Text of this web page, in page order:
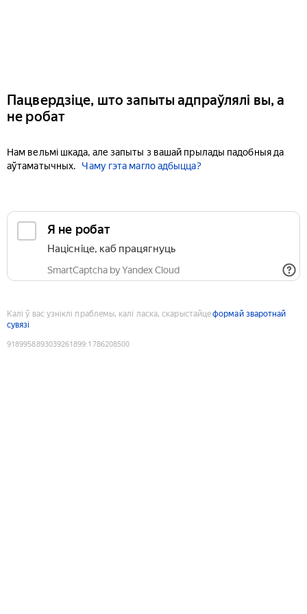
Пацвердзіце, што запыты адпраўлялі вы, а
не робат
Нам вельмі шкада, але запыты з вашай прылады падобныя да
аўтаматычных.
Чаму гэта магло адбыцца?
Я не робат
Націсніце, каб працягнуць
SmartCaptcha by Yandex Cloud
Калі ў вас узніклі праблемы, калі ласка, скарыстайцеформай зваротнай
сувязі
9189958893039261899:1786208500